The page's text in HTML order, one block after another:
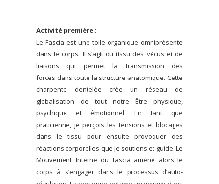
Activité première :
Le Fascia est une toile organique omniprésente
dans le corps. Il s’agit du tissu des vécus et de
liaisons qui permet la transmission des
forces dans toute la structure anatomique. Cette
charpente dentelée crée un réseau de
globalisation de tout notre Être physique,
psychique et émotionnel. En tant que
praticienne, je perçois les tensions et blocages
dans le tissu pour ensuite provoquer des
réactions corporelles que je soutiens et guide. Le
Mouvement Interne du fascia amène alors le
corps à s’engager dans le processus d’auto-